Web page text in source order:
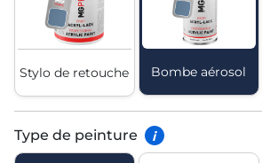
Stylo de retouche Bombe aérosol
Type de peinture i